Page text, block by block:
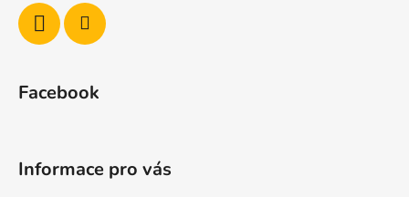
Facebook
Informace pro vás